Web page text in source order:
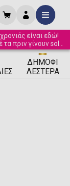
είναι εδώ!
πριν γίνουν sold
ΔΗΜΟΦΙ
ΛΈΣΤΕΡΑ